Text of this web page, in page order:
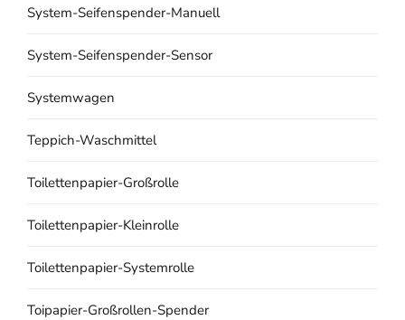
System-Seifenspender-Manuell
System-Seifenspender-Sensor
Systemwagen
Teppich-Waschmittel
Toilettenpapier-Großrolle
Toilettenpapier-Kleinrolle
Toilettenpapier-Systemrolle
Toipapier-Großrollen-Spender